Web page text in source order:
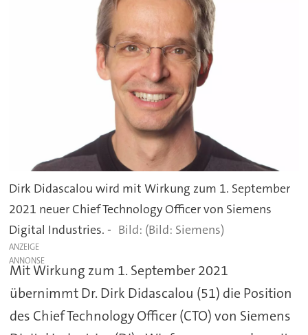
Dirk Didascalou wird mit Wirkung zum 1. September
2021 neuer Chief Technology Officer von Siemens
Digital Industries. -
(Bild: Siemens)
ANZEIGE
Mit Wirkung zum 1. September 2021
übernimmt Dr. Dirk Didascalou (51) die Position
des Chief Technology Officer (CTO) von Siemens